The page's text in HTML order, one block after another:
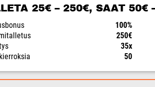
25€ – 250€, SAAT 50€
100%
250€
35x
50